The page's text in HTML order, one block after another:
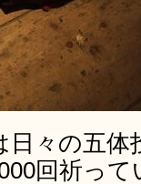
日々の五
回祈っ